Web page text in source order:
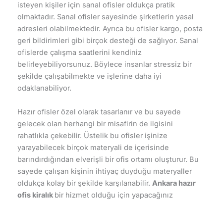
isteyen kişiler için sanal ofisler oldukça pratik
olmaktadır. Sanal ofisler sayesinde şirketlerin yasal
adresleri olabilmektedir. Ayrıca bu ofisler kargo, posta
geri bildirimleri gibi birçok desteği de sağlıyor. Sanal
ofislerde çalışma saatlerini kendiniz
belirleyebiliyorsunuz. Böylece insanlar stressiz bir
şekilde çalışabilmekte ve işlerine daha iyi
odaklanabiliyor.
Hazır ofisler özel olarak tasarlanır ve bu sayede
gelecek olan herhangi bir misafirin de ilgisini
rahatlıkla çekebilir. Üstelik bu ofisler işinize
yarayabilecek birçok materyali de içerisinde
barındırdığından elverişli bir ofis ortamı oluşturur. Bu
sayede çalışan kişinin ihtiyaç duyduğu materyaller
oldukça kolay bir şekilde karşılanabilir. Ankara hazır
ofis kiralık bir hizmet olduğu için yapacağınız